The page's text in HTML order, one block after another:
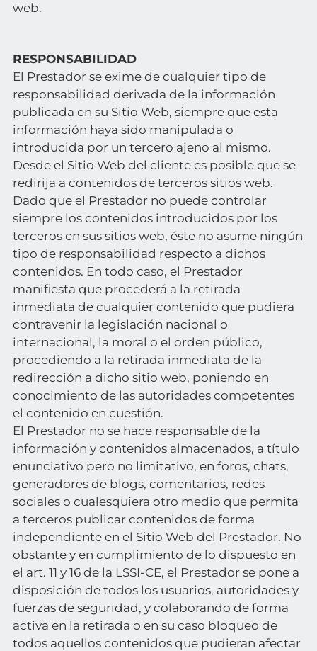
web.
RESPONSABILIDAD
El Prestador se exime de cualquier tipo de
responsabilidad derivada de la información
publicada en su Sitio Web, siempre que esta
información haya sido manipulada o
introducida por un tercero ajeno al mismo.
Desde el Sitio Web del cliente es posible que se
redirija a contenidos de terceros sitios web.
Dado que el Prestador no puede controlar
siempre los contenidos introducidos por los
terceros en sus sitios web, éste no asume ningún
tipo de responsabilidad respecto a dichos
contenidos. En todo caso, el Prestador
manifiesta que procederá a la retirada
inmediata de cualquier contenido que pudiera
contravenir la legislación nacional o
internacional, la moral o el orden público,
procediendo a la retirada inmediata de la
redirección a dicho sitio web, poniendo en
conocimiento de las autoridades competentes
el contenido en cuestión.
El Prestador no se hace responsable de la
información y contenidos almacenados, a título
enunciativo pero no limitativo, en foros, chats,
generadores de blogs, comentarios, redes
sociales o cualesquiera otro medio que permita
a terceros publicar contenidos de forma
independiente en el Sitio Web del Prestador. No
obstante y en cumplimiento de lo dispuesto en
el art. 11 y 16 de la LSSI-CE, el Prestador se pone a
disposición de todos los usuarios, autoridades y
fuerzas de seguridad, y colaborando de forma
activa en la retirada o en su caso bloqueo de
todos aquellos contenidos que pudieran afectar